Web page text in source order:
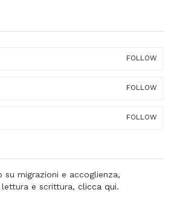
FOLLOW
FOLLOW
FOLLOW
su migrazioni e accoglienza,
lettura e scrittura,clicca qui.